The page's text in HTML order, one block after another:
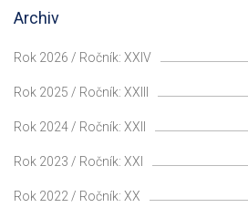
Archiv
Rok 2026 / Ročník: XXIV
Rok 2025 / Ročník: XXIII
Rok 2024 / Ročník: XXII
Rok 2023 / Ročník: XXI
Rok 2022 / Ročník: XX